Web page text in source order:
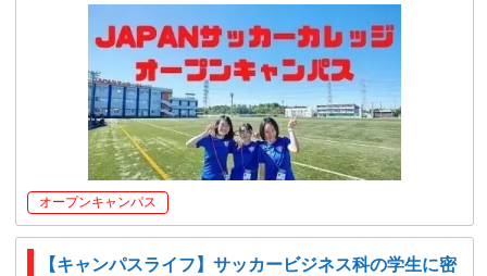
オープンキャンパス
【キャンパスライフ】サッカービジネス科の学生に密